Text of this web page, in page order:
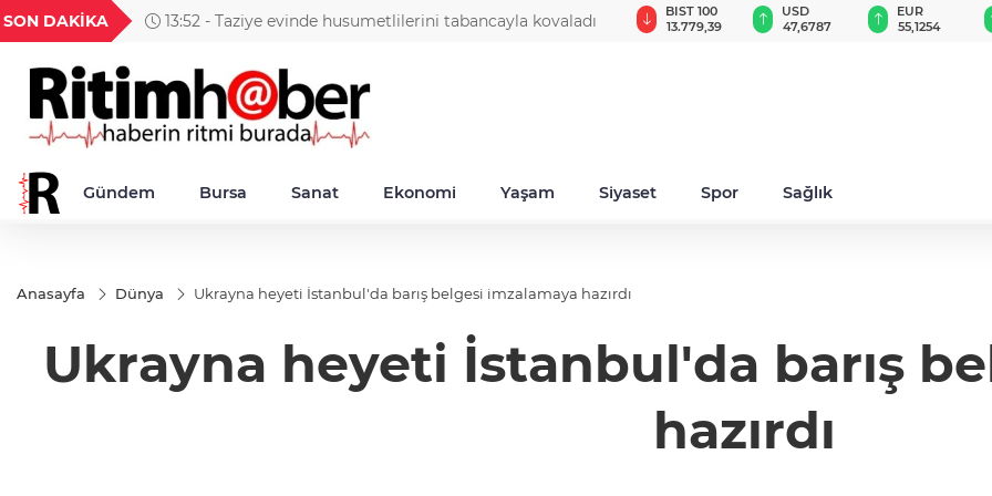
SON DAKİKA 13:52 - Taziye evinde husumetlilerini tabancayla kovaladı
18,2677
TND
16,3788
BGN
27,9743
VND
0,0018
GAU/TRY
6.660,55
BIST 100
13.779,39
USD
47,6787
EUR
55,1254
Gündem Bursa Sanat Ekonomi Yaşam Siyaset Spor Sağlık
Anasayfa Dünya Ukrayna heyeti İstanbul'da barış belgesi imzalamaya hazırdı
Ukrayna heyeti İstanbul'da barış
hazırdı